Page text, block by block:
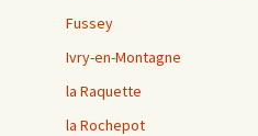
Fussey
Ivry-en-Montagne
la Raquette
la Rochepot